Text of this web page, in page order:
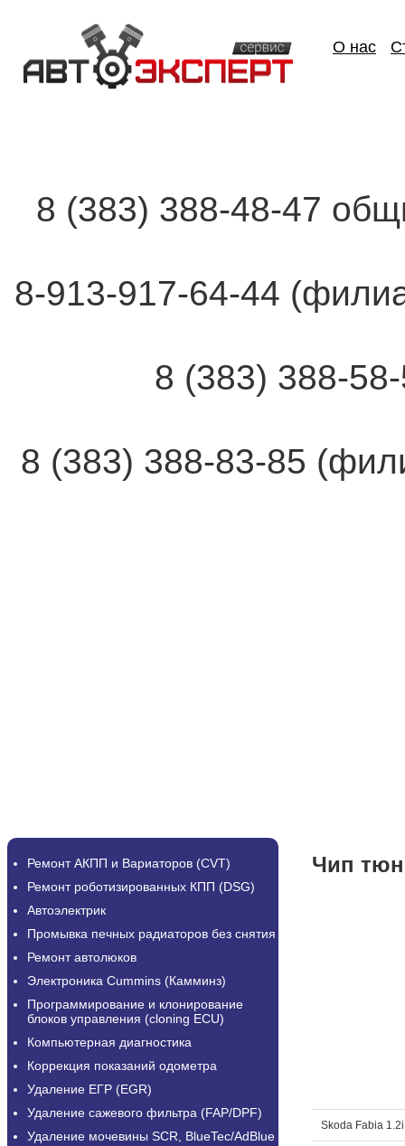
О нас
8 (383) 388-48-47
8-913-917-64-44
8 (383) 388-
8 (383) 388-83-85
Ремонт АКПП и Вариаторов (CVT)
Ремонт роботизированных КПП (DSG)
Автоэлектрик
Промывка печных радиаторов без снятия
Ремонт автолюков
Электроника Cummins (Камминз)
Программирование и клонирование
блоков управления (cloning ECU)
Компьютерная диагностика
Коррекция показаний одометра
Удаление ЕГР (EGR)
Удаление сажевого фильтра (FAP/DPF)
Удаление мочевины SCR, BlueTec/AdBlue
Чип
Skoda Fabia 1.2i